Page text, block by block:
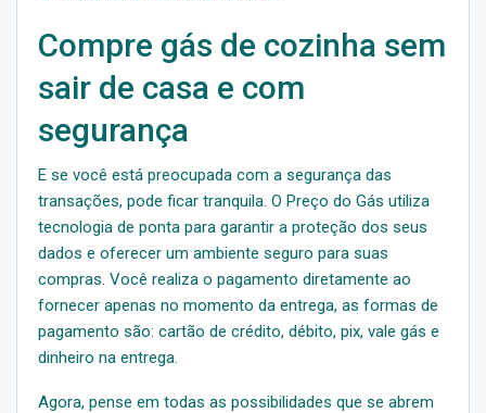
Compre gás de cozinha sem
sair de casa e com
segurança
E se você está preocupada com a segurança das
transações, pode ficar tranquila. O Preço do Gás utiliza
tecnologia de ponta para garantir a proteção dos seus
dados e oferecer um ambiente seguro para suas
compras. Você realiza o pagamento diretamente ao
fornecer apenas no momento da entrega, as formas de
pagamento são: cartão de crédito, débito, pix, vale gás e
dinheiro na entrega.
Agora, pense em todas as possibilidades que se abrem